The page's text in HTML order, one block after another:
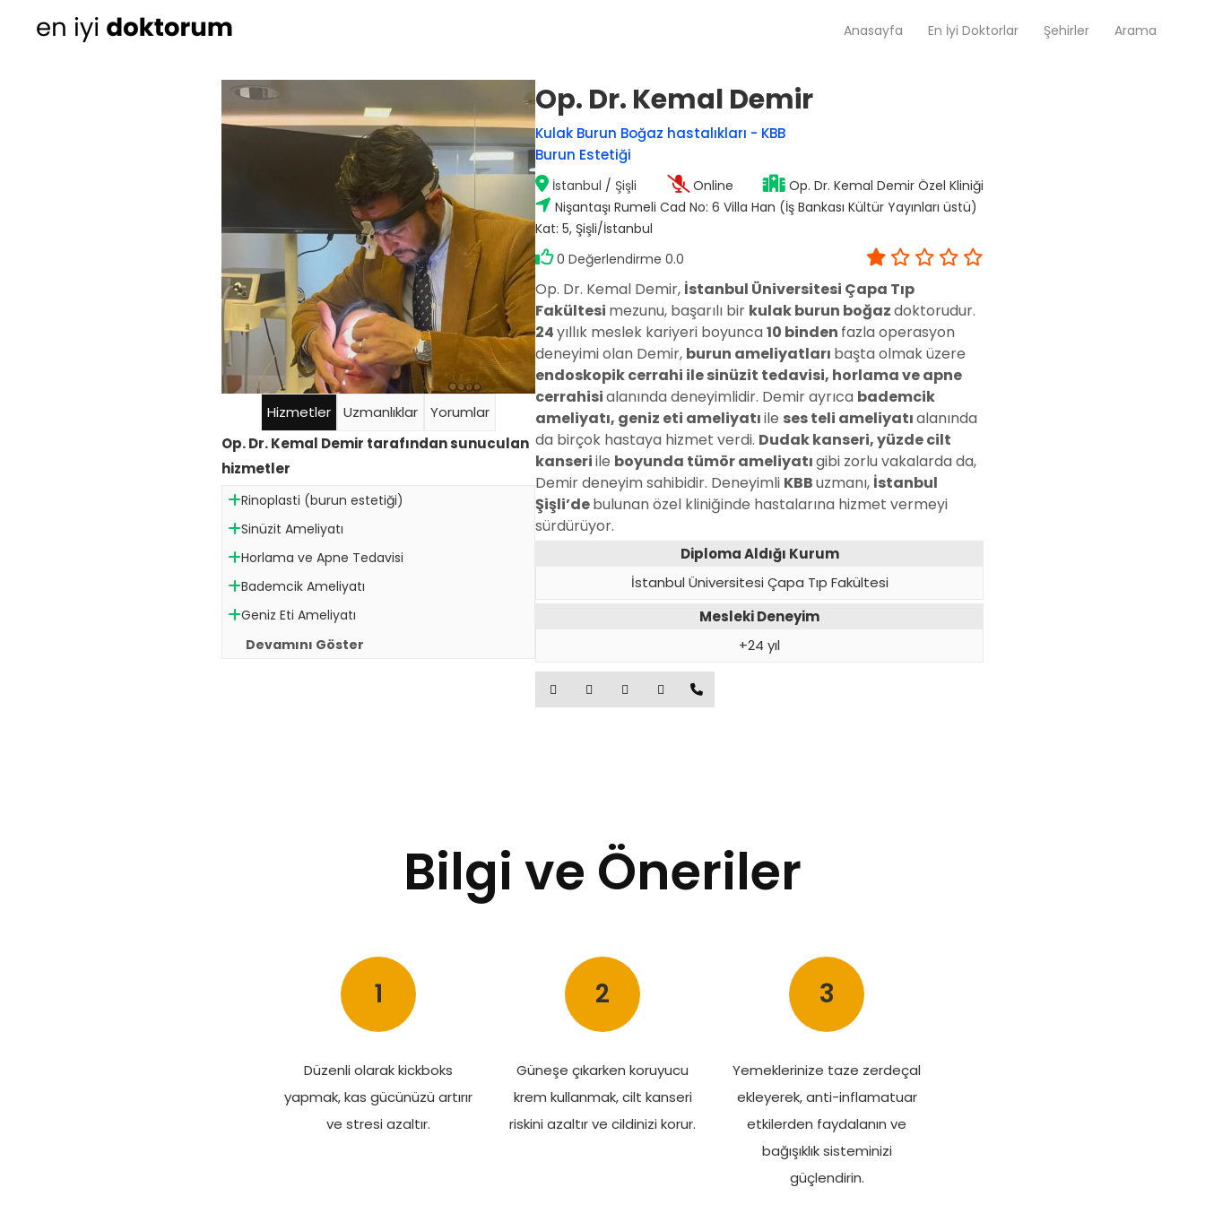
Anasayfa En İyi Doktorlar Şehirler Arama
Kadın Doğum
Cildiye (Dermatoloji)
Kulak Burun Boğaz hastalıkları
- KBB
Üroloji
Diğer Branşlar
Op. Dr. Mustafa Sağlam
Antalya / Muratpaşa
Doç. Dr. Hakan Nazik
Adana / Seyhan
Doç. Dr. Songül Alemdaroğlu
Op. Dr. Fatma Esin Karçin
Gaziantep / Şehitkamil
Tüm Doktorlar
Tüm doktorları göster
Hizmetler Uzmanlıklar
Yorumlar
Op. Dr. Kemal Demir tarafından sunuculan
hizmetler
Rinoplasti (burun estetiği)
Sinüzit Ameliyatı
Horlama ve Apne Tedavisi
Bademcik Ameliyatı
Geniz Eti Ameliyatı
Devamını Göster
Op. Dr. Kemal Demir
Kulak Burun Boğaz hastalıkları - KBB
Burun Estetiği
İstanbul / Şişli Online
Op. Dr. Kemal Demir Özel Kliniği
Nişantaşı Rumeli Cad No: 6 Villa Han (İş Bankası Kültür Yayınları üstü)
Kat: 5, Şişli/İstanbul
0 Değerlendirme 0.0
Op. Dr. Kemal Demir, İstanbul Üniversitesi Çapa Tıp
Fakültesi mezunu, başarılı bir kulak burun boğazdoktorudur.
24yıllık meslek kariyeri boyunca10 binden fazla operasyon
deneyimi olan Demir, burun ameliyatları başta olmak üzere
endoskopik cerrahi ile sinüzit tedavisi, horlama ve apne
cerrahisialanında deneyimlidir. Demir ayrıca bademcik
ameliyatı, geniz eti ameliyatıile ses teli ameliyatıalanında
da birçok hastaya hizmet verdi. Dudak kanseri, yüzde cilt
kanseriile boyunda tümör ameliyatıgibi zorlu vakalarda da,
Demir deneyim sahibidir. Deneyimli KBBuzmanı, İstanbul
Şişli’debulunan özel kliniğinde hastalarına hizmet vermeyi
sürdürüyor.
Diploma Aldığı Kurum
İstanbul Üniversitesi Çapa Tıp Fakültesi
Mesleki Deneyim
+24 yıl
Bilgi ve Öneriler
1
Düzenli olarak kickboks
yapmak, kas gücünüzü artırır
ve stresi azaltır.
2
Güneşe çıkarken koruyucu
krem kullanmak, cilt kanseri
riskini azaltır ve cildinizi korur.
3
Yemeklerinize taze zerdeçal
ekleyerek, anti-inflamatuar
etkilerden faydalanın ve
bağışıklık sisteminizi
güçlendirin.